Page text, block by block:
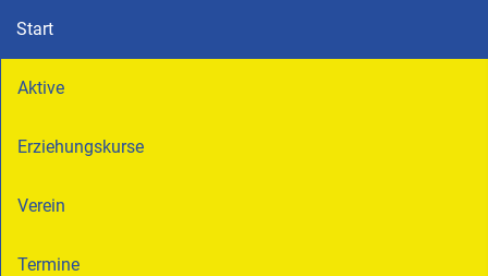
Start
Aktive
Erziehungskurse
Verein
Termine